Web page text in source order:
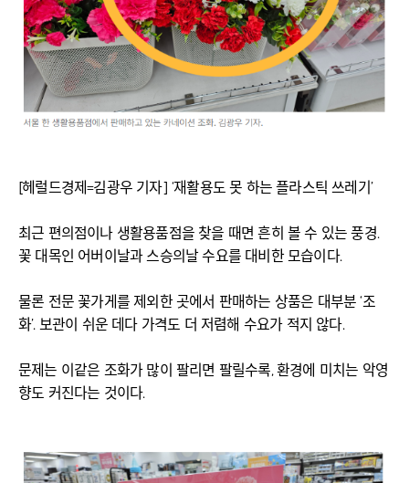
[헤럴드경제=김광우 기자] ‘재활용도 못 하는 플라스틱 쓰레기’
최근 편의점이나 생활용품점을 찾을 때면 흔히 볼 수 있는 풍경.
꽃 대목인 어버이날과 스승의날 수요를 대비한 모습이다.
물론 전문 꽃가게를 제외한 곳에서 판매하는 상품은 대부분 ‘조
화’. 보관이 쉬운 데다 가격도 더 저렴해 수요가 적지 않다.
문제는 이같은 조화가 많이 팔리면 팔릴수록, 환경에 미치는 악영
향도 커진다는 것이다.